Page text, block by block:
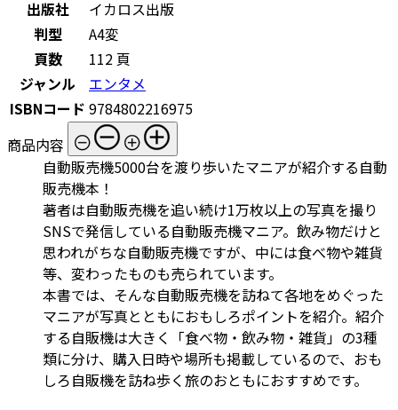
出版社
イカロス出版
判型
A4変
頁数
112 頁
ジャンル
エンタメ
ISBNコード 9784802216975
商品内容
自動販売機5000台を渡り歩いたマニアが紹介する自動
販売機本！
著者は自動販売機を追い続け1万枚以上の写真を撮り
SNSで発信している自動販売機マニア。飲み物だけと
思われがちな自動販売機ですが、中には食べ物や雑貨
等、変わったものも売られています。
本書では、そんな自動販売機を訪ねて各地をめぐった
マニアが写真とともにおもしろポイントを紹介。紹介
する自販機は大きく「食べ物・飲み物・雑貨」の3種
類に分け、購入日時や場所も掲載しているので、おも
しろ自販機を訪ね歩く旅のおともにおすすめです。